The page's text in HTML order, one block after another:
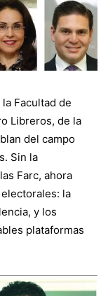
Facultad de
Libreros, de la
del campo
Sin la
Farc, ahora
la
y los
plataformas